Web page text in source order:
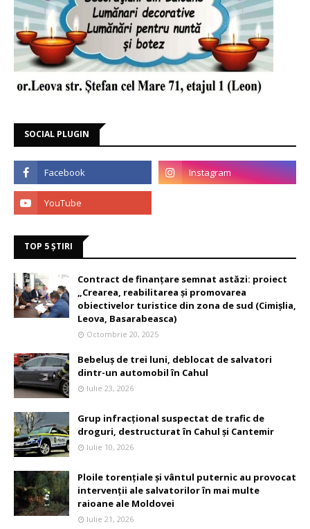
SOCIAL PLUGIN
TOP 5 ȘTIRI
Contract de finanțare semnat astăzi: proiect
„Crearea, reabilitarea și promovarea
obiectivelor turistice din zona de sud (Cimișlia,
Leova, Basarabeasca)
Octombrie 20, 2025
Bebeluș de trei luni, deblocat de salvatori
dintr-un automobil în Cahul
Iulie 23, 2026
Grup infracțional suspectat de trafic de
droguri, destructurat în Cahul și Cantemir
Iulie 10, 2026
Ploile torențiale și vântul puternic au provocat
intervenții ale salvatorilor în mai multe
raioane ale Moldovei
Iulie 21, 2026